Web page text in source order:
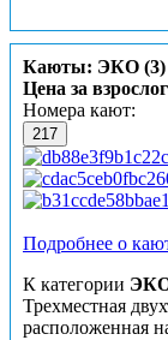
Каюты: ЭКО (3)
Цена за
Номера кают:
217
Подробнее о
К категории
Трехместная
расположенная